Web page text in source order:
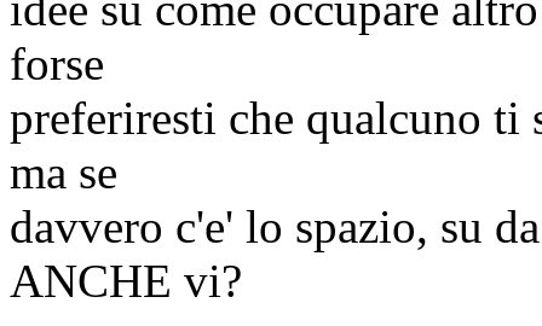
forse
preferiresti che qualcuno ti
ma se
davvero c'e' lo spazio, su
ANCHE vi?